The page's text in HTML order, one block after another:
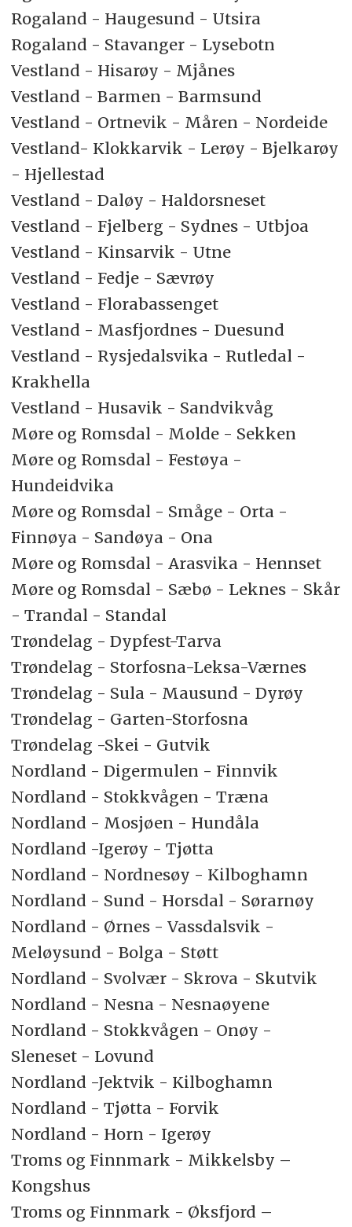
Rogaland - Haugesund - Utsira
Rogaland - Stavanger - Lysebotn
Vestland - Hisarøy - Mjånes
Vestland - Barmen - Barmsund
Vestland - Ortnevik - Måren - Nordeide
Vestland- Klokkarvik - Lerøy - Bjelkarøy
- Hjellestad
Vestland - Daløy - Haldorsneset
Vestland - Fjelberg - Sydnes - Utbjoa
Vestland - Kinsarvik - Utne
Vestland - Fedje - Sævrøy
Vestland - Florabassenget
Vestland - Masfjordnes - Duesund
Vestland - Rysjedalsvika - Rutledal -
Krakhella
Vestland - Husavik - Sandvikvåg
Møre og Romsdal - Molde - Sekken
Møre og Romsdal - Festøya -
Hundeidvika
Møre og Romsdal - Småge - Orta -
Finnøya - Sandøya - Ona
Møre og Romsdal - Arasvika - Hennset
Møre og Romsdal - Sæbø - Leknes - Skår
- Trandal - Standal
Trøndelag - Dypfest-Tarva
Trøndelag - Storfosna-Leksa-Værnes
Trøndelag - Sula - Mausund - Dyrøy
Trøndelag - Garten-Storfosna
Trøndelag -Skei - Gutvik
Nordland - Digermulen - Finnvik
Nordland - Stokkvågen - Træna
Nordland - Mosjøen - Hundåla
Nordland -Igerøy - Tjøtta
Nordland - Nordnesøy - Kilboghamn
Nordland - Sund - Horsdal - Sørarnøy
Nordland - Ørnes - Vassdalsvik -
Meløysund - Bolga - Støtt
Nordland - Svolvær - Skrova - Skutvik
Nordland - Nesna - Nesnaøyene
Nordland - Stokkvågen - Onøy -
Sleneset - Lovund
Nordland -Jektvik - Kilboghamn
Nordland - Tjøtta - Forvik
Nordland - Horn - Igerøy
Troms og Finnmark - Mikkelsby –
Kongshus
Troms og Finnmark - Øksfjord –